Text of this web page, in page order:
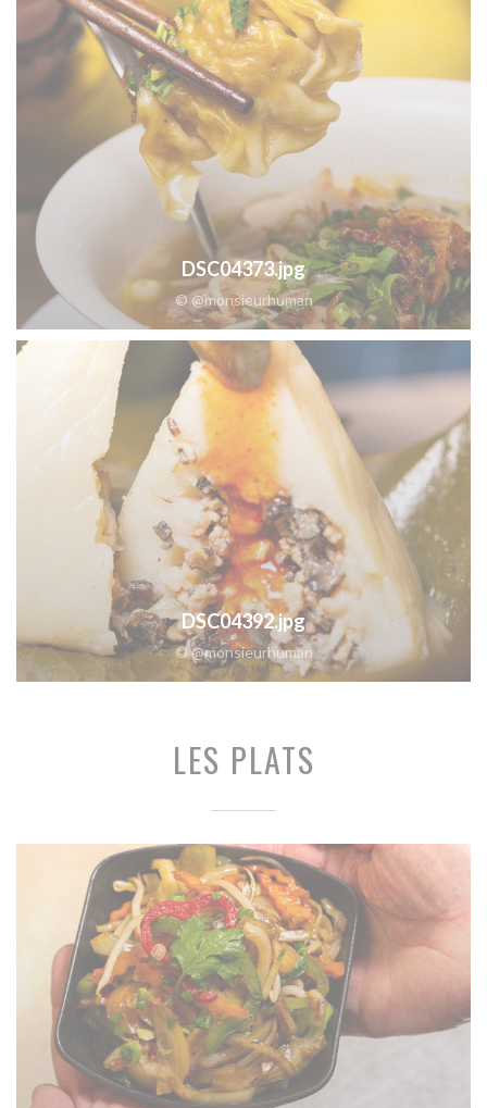
DSC04373.jpg
© @monsieurhuman
DSC04392.jpg
© @monsieurhuman
LES PLATS